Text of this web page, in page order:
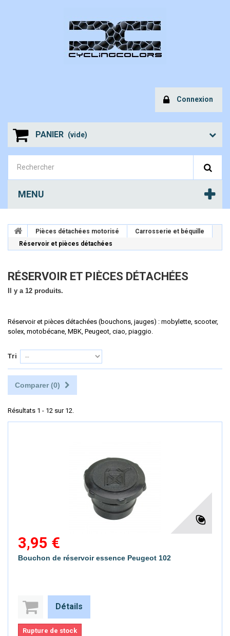
Connexion
PANIER (vide)
MENU
Pièces détachées motorisé
Carrosserie et béquille
Réservoir et pièces détachées
RÉSERVOIR ET PIÈCES DÉTACHÉES
Il y a 12 produits.
Réservoir et pièces détachées (bouchons, jauges) : mobylette, scooter,
solex, motobécane, MBK, Peugeot, ciao, piaggio.
Tri
Comparer (0)
Résultats 1 - 12 sur 12.
3,95 €
Bouchon de réservoir essence Peugeot 102
Détails
Rupture de stock